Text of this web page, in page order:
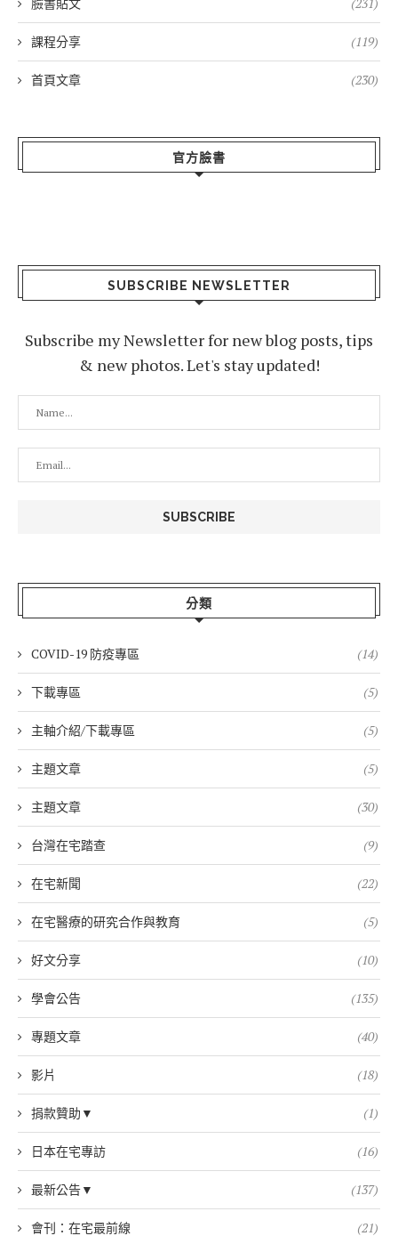
臉書貼文 (231)
課程分享 (119)
首頁文章 (230)
官方臉書
SUBSCRIBE NEWSLETTER
Subscribe my Newsletter for new blog posts, tips
& new photos. Let's stay updated!
分類
COVID-19 防疫專區 (14)
下載專區 (5)
主軸介紹/下載專區 (5)
主題文章 (5)
主題文章 (30)
台灣在宅踏查 (9)
在宅新聞 (22)
在宅醫療的研究合作與教育 (5)
好文分享 (10)
學會公告 (135)
專題文章 (40)
影片 (18)
捐款贊助▼ (1)
日本在宅專訪 (16)
最新公告▼ (137)
會刊：在宅最前線 (21)